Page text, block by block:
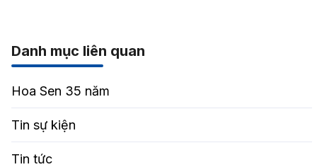
Danh mục liên quan
Hoa Sen 35 năm
Tin sự kiện
Tin tức